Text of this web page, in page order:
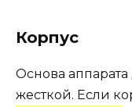
Корпус
Основа
жесткой. Если